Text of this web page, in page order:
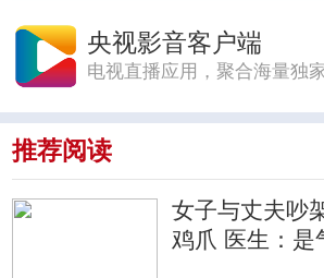
央视影音客户端
电视直播应用，聚合海量独
推荐阅读
女子与丈夫吵
鸡爪 医生：是